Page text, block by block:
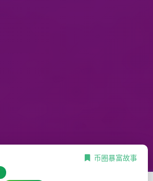
币圈暴富故事